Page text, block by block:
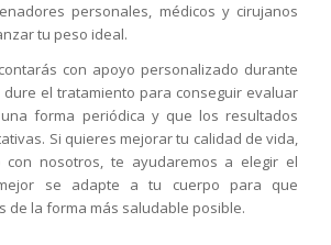
personales, médicos y cirujanos
tu peso ideal.
con apoyo personalizado durante
el tratamiento para conseguir evaluar
forma periódica y que los resultados
Si quieres mejorar tu calidad de vida,
con nosotros, te ayudaremos a elegir el
se adapte a tu cuerpo para que
de la forma más saludable posible.